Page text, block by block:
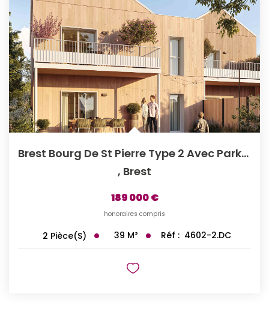
Brest Bourg De St Pierre Type 2 Avec Parking Privé
, Brest
189 000 €
honoraires compris
2 Pièce(s) 39 M² Réf : 4602-2.DC